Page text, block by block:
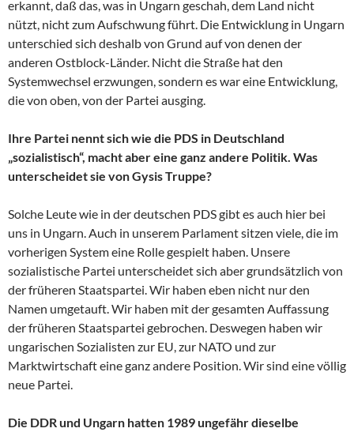
erkannt, daß das, was in Ungarn geschah, dem Land nicht
nützt, nicht zum Aufschwung führt. Die Entwicklung in Ungarn
unterschied sich deshalb von Grund auf von denen der
anderen Ostblock-Länder. Nicht die Straße hat den
Systemwechsel erzwungen, sondern es war eine Entwicklung,
die von oben, von der Partei ausging.
Ihre Partei nennt sich wie die PDS in Deutschland
„sozialistisch“, macht aber eine ganz andere Politik. Was
unterscheidet sie von Gysis Truppe?
Solche Leute wie in der deutschen PDS gibt es auch hier bei
uns in Ungarn. Auch in unserem Parlament sitzen viele, die im
vorherigen System eine Rolle gespielt haben. Unsere
sozialistische Partei unterscheidet sich aber grundsätzlich von
der früheren Staatspartei. Wir haben eben nicht nur den
Namen umgetauft. Wir haben mit der gesamten Auffassung
der früheren Staatspartei gebrochen. Deswegen haben wir
ungarischen Sozialisten zur EU, zur NATO und zur
Marktwirtschaft eine ganz andere Position. Wir sind eine völlig
neue Partei.
Die DDR und Ungarn hatten 1989 ungefähr dieselbe